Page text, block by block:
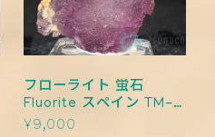
フローライト 蛍石
Fluorite スペイン TM-
0003
¥9,000